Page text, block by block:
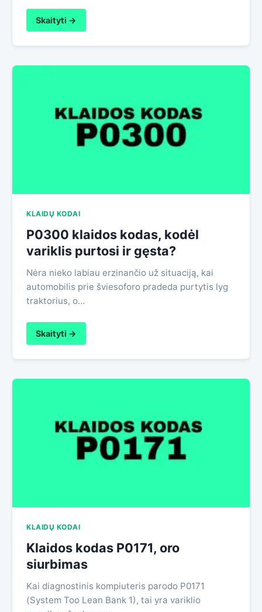
Skaityti →
KLAIDŲ KODAI
P0300 klaidos kodas, kodėl
variklis purtosi ir gęsta?
Nėra nieko labiau erzinančio už situaciją, kai
automobilis prie šviesoforo pradeda purtytis lyg
traktorius, o…
Skaityti →
KLAIDŲ KODAI
Klaidos kodas P0171, oro
siurbimas
Kai diagnostinis kompiuteris parodo P0171
(System Too Lean Bank 1), tai yra variklio